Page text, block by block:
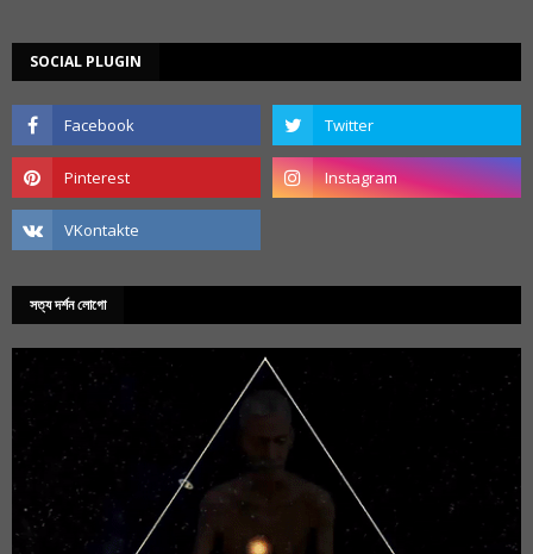
SOCIAL PLUGIN
সত্য দর্শন লোগো